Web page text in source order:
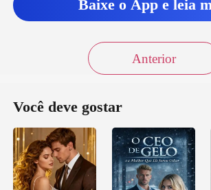
Baixe o App e leia
Anterior
Você deve gostar